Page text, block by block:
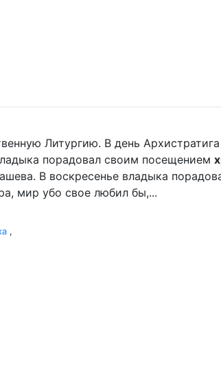
Литургию. В день
порадовал своим посещением
В воскресенье владыка
мир убо свое любил бы,...
,